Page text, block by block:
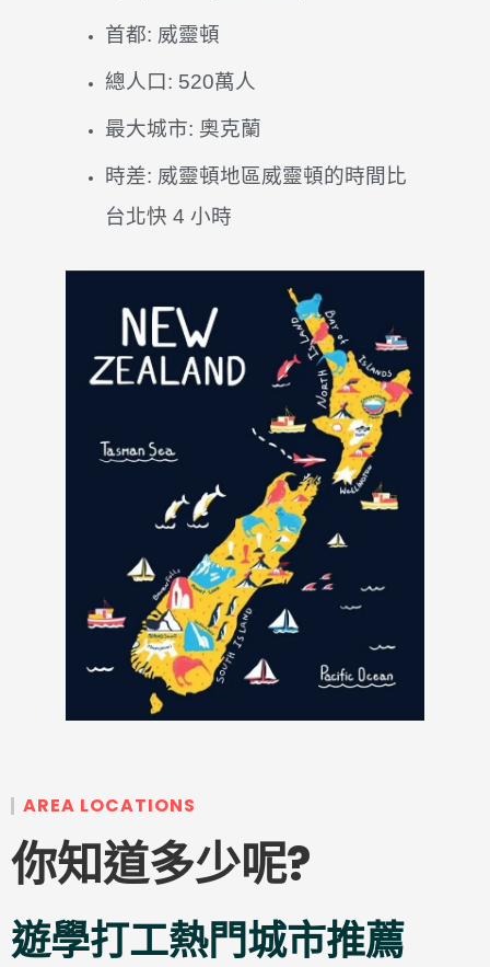
首都: 威靈頓
總人口: 520萬人
最大城市: 奧克蘭
時差: 威靈頓地區威靈頓的時間比
台北快 4 小時
AREA LOCATIONS
你知道多少呢?
遊學打工熱門城市推薦